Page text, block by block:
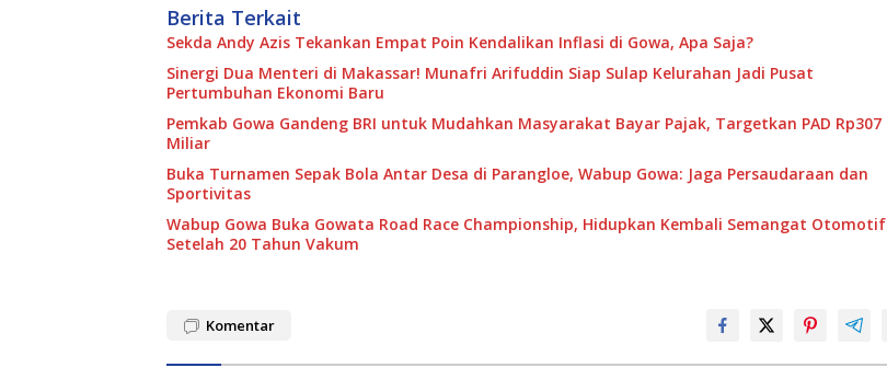
Berita Terkait
Sekda Andy Azis Tekankan Empat Poin Kendalikan Inflasi di Gowa, Apa Saja?
Sinergi Dua Menteri di Makassar! Munafri Arifuddin Siap Sulap Kelurahan Jadi Pusat
Pertumbuhan Ekonomi Baru
Pemkab Gowa Gandeng BRI untuk Mudahkan Masyarakat Bayar Pajak, Targetkan PAD Rp307
Miliar
Buka Turnamen Sepak Bola Antar Desa di Parangloe, Wabup Gowa: Jaga Persaudaraan dan
Sportivitas
Wabup Gowa Buka Gowata Road Race Championship, Hidupkan Kembali Semangat Otomotif
Setelah 20 Tahun Vakum
Komentar